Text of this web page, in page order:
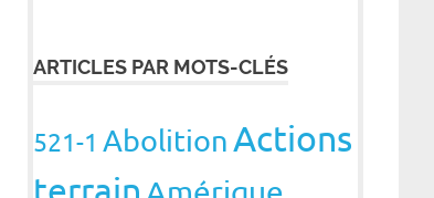
ARTICLES PAR MOTS-CLÉS
521-1 AbolitionActions